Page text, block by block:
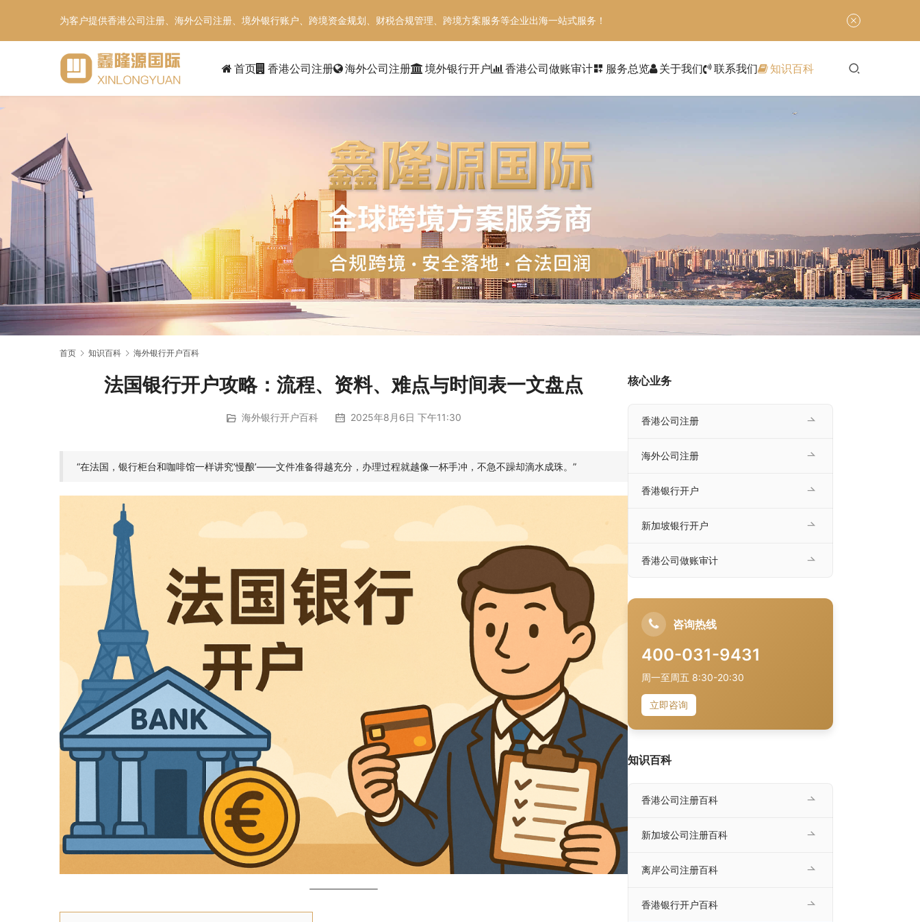
为客户提供香港公司注册、海外公司注册、境外银行账户、跨境资金规划、财税合规管理、跨境方案服务等企业出海一站式服务！
首页 香港公司注册 海外公司注册 境外银行开户 香港公司做账审计dashboard_customize 服务总览 关于我们 联系我们 知识百科
首页 知识百科 海外银行开户百科
法国银行开户攻略：流程、资料、难点与时间表一文盘点
海外银行开户百科 2025年8月6日 下午11:30
“在法国，银行柜台和咖啡馆一样讲究‘慢酿’——文件准备得越充分，办理过程就越像一杯手冲，不急不躁却滴水成珠。”
核心业务
香港公司注册
海外公司注册
香港银行开户
新加坡银行开户
香港公司做账审计
咨询热线
400-031-9431
周一至周五 8:30-20:30
立即咨询
知识百科
香港公司注册百科
新加坡公司注册百科
离岸公司注册百科
香港银行开户百科